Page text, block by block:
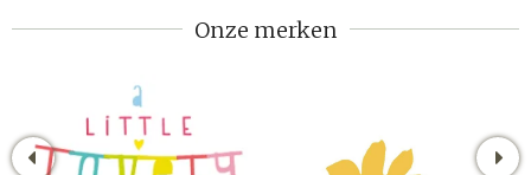
Onze merken